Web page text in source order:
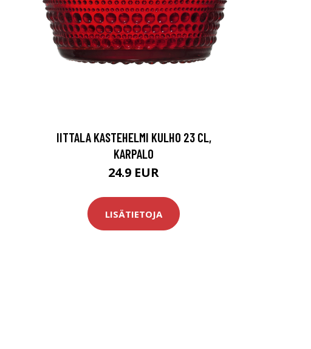
IITTALA KASTEHELMI KULHO 23 CL,
KARPALO
24.9 EUR
LISÄTIETOJA